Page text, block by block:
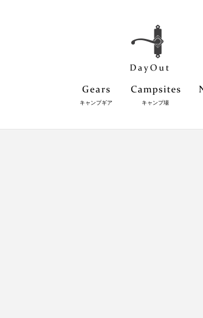
キャンプギア キャンプ場